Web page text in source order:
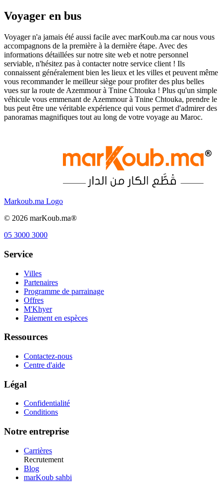
Voyager en bus
Voyager n'a jamais été aussi facile avec marKoub.ma car nous vous
accompagnons de la première à la dernière étape. Avec des
informations détaillées sur notre site web et notre personnel
serviable, n'hésitez pas à contacter notre service client ! Ils
connaissent généralement bien les lieux et les villes et peuvent même
vous recommander le meilleur siège pour profiter des plus belles
vues sur la route de Azemmour à Tnine Chtouka ! Plus qu'un simple
véhicule vous emmenant de Azemmour à Tnine Chtouka, prendre le
bus peut être une véritable expérience qui vous permet d'admirer des
panoramas magnifiques tout au long de votre voyage au Maroc.
Markoub.ma Logo
© 2026 marKoub.ma®
05 3000 3000
Service
Villes
Partenaires
Programme de parrainage
Offres
M'Khyer
Paiement en espèces
Ressources
Contactez-nous
Centre d'aide
Légal
Confidentialité
Conditions
Notre entreprise
Carrières
Recrutement
Blog
marKoub sahbi